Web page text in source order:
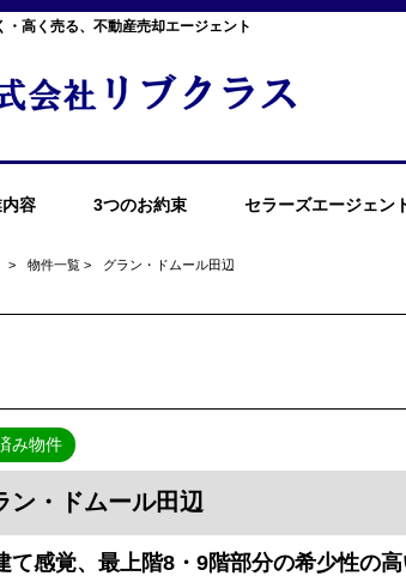
・高く売る、不動産売却エージェント
容 3つのお約束 セラーズエージェン
> 物件一覧 > グラン・ドムール田辺
み物件
ン・ドムール田辺
て感覚、最上階8・9階部分の希少性の